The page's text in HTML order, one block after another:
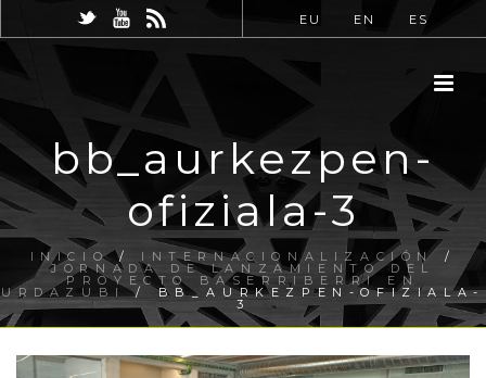
EU EN ES
bb_aurkezpen-
ofiziala-3
INICIO/ INTERNACIONALIZACIÓN /
JORNADA DE LANZAMIENTO DEL
PROYECTO BASERRIBERRI EN
URDAZUBI/ BB_AURKEZPEN-OFIZIALA-
3